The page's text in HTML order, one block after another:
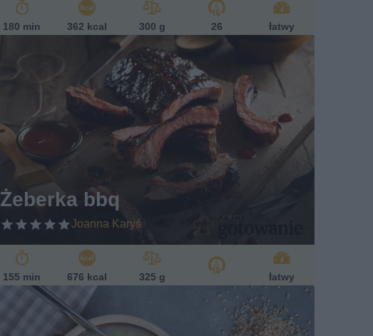
180 min 362 kcal 300 g 26 łatwy
Żeberka bbq
Joanna Karyś
155 min 676 kcal 325 g łatwy